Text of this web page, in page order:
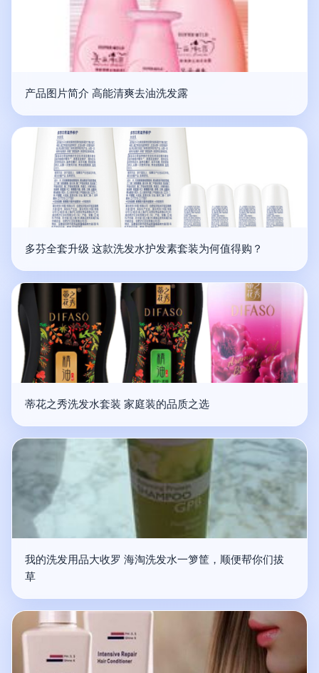
产品图片简介 高能清爽去油洗发露
多芬全套升级 这款洗发水护发素套装为何值得购？
蒂花之秀洗发水套装 家庭装的品质之选
我的洗发用品大收罗 海淘洗发水一箩筐，顺便帮你们拔
草